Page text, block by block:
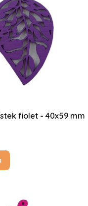
fiolet - 40x59 mm